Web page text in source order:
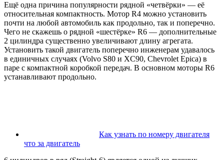
Ещё одна причина популярности рядной «четвёрки» — её
относительная компактность. Мотор R4 можно установить
почти на любой автомобиль как продольно, так и поперечно.
Чего не скажешь о рядной «шестёрке» R6 — дополнительные
2 цилиндра существенно увеличивают длину агрегата.
Установить такой двигатель поперечно инженерам удавалось
в единичных случаях (Volvo S80 и XC90, Chevrolet Epica) в
паре с компактной коробкой передач. В основном моторы R6
устанавливают продольно.
Как узнать по номеру двигателя
что за двигатель